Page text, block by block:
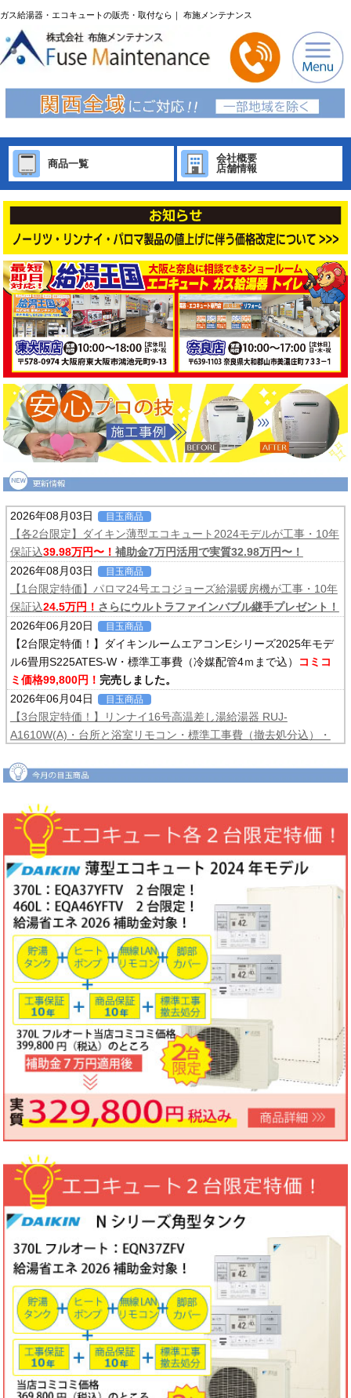
ガス給湯器・エコキュートの販売・取付なら｜ 布施メンテナンス
商品一覧
会社概要
店舗情報
2026年08月03日 目玉商品
【各2台限定】ダイキン薄型エコキュート2024モデルが工事・10年
保証込39.98万円〜！ 補助金7万円活用で実質32.98万円〜！
2026年08月03日
目玉商品
【1台限定特価】パロマ24号エコジョーズ給湯暖房機が工事・10年
保証込24.5万円！ さらにウルトラファインバブル継手プレゼント！
2026年06月20日
目玉商品
【2台限定特価！】ダイキンルームエアコンEシリーズ2025年モデ
ル6畳用S225ATES-W・標準工事費（冷媒配管4ｍまで込）
コミコ
ミ価格99,800円！ 完売しました。
2026年06月04日
目玉商品
【3台限定特価！】リンナイ16号高温差し湯給湯器 RUJ-
A1610W(A)・台所と浴室リモコン・標準工事費（撤去処分込）・
2026年06月04日
デル6畳用S225ATCS-W・標準工事費（冷媒配管4ｍまで込）商品5
年保証付きコミコミ価格128,000円！
2026年06月02日
キャンペーン
ノーリツでおトクに買替え！ノーリツ対象製品の購入・設置・アプ
リ接続で
現金最大35,000円
がもれなくもらえるキャッシュバックキ
ャンペーン2026第2弾。キャンペーン期間：2026年6月1日～12月
18日まで
2026年06月02日
目玉商品
【1台限定特価！】三菱ルームエアコン霧ヶ峰GVシリーズ10畳用
MSZ-GV2823-W・標準工事費（冷媒配管4ｍまで込）コミコミ価格
99,800円！完売しました
2026年05月22日
お知らせ
ノーリツ・リンナイ・パロマ製品の値上げに伴う価格改定について
2026年05月18日
目玉商品
ノーリツビルトインコンロ「N3WV6M」工事費コミコミ特価！今
なら「ロティプレートS」プレゼント！3台限定コミコミ価格
79,800円！数量限定のため、なくなり次第終了となります。
2026年05月15日
目玉商品
パロマ屋外式エコジョーズふろ給湯器台数限定大特価！20号オート
FH-E2011SAWL(K)マルチリモコンセットMFC-250V・標準工事費
（処分込）10年商品・工事保証付
コミコミ価格136,800円～